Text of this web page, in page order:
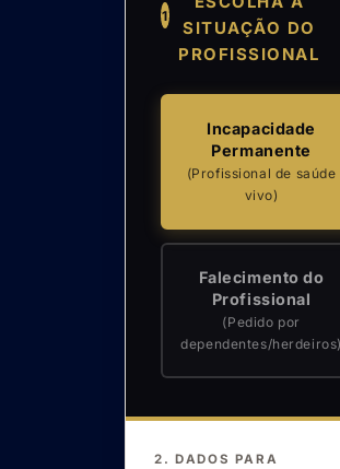
1
SITUAÇÃO DO
PROFISSIONAL
Incapacidade
Permanente
(Profissional de saúde
vivo)
Falecimento do
Profissional
(Pedido por
dependentes/herdeiros)
2. DADOS PARA